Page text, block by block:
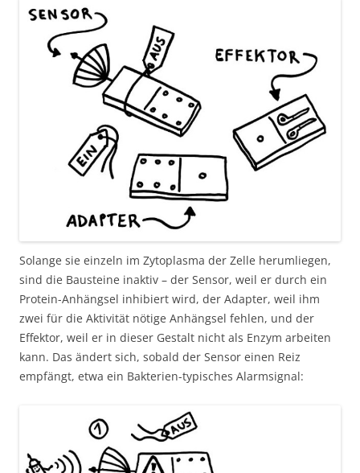
Solange sie einzeln im Zytoplasma der Zelle herumliegen,
sind die Bausteine inaktiv – der Sensor, weil er durch ein
Protein-Anhängsel inhibiert wird, der Adapter, weil ihm
zwei für die Aktivität nötige Anhängsel fehlen, und der
Effektor, weil er in dieser Gestalt nicht als Enzym arbeiten
kann. Das ändert sich, sobald der Sensor einen Reiz
empfängt, etwa ein Bakterien-typisches Alarmsignal: